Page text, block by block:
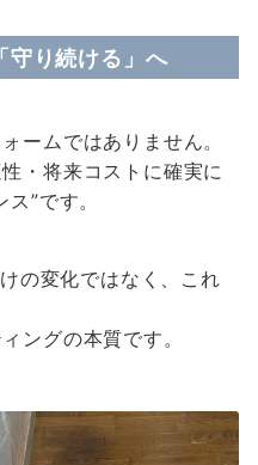
守り続ける」へ
ームではありません。
・将来コストに確実に
”です。
の変化ではなく、これ
ングの本質です。